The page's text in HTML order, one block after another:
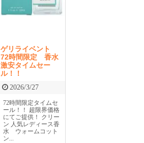
ゲリライベント
72時間限定 香水
激安タイムセー
ル！！
2026/3/27
72時間限定タイムセ
ール！！ 超限界価格
にてご提供！ クリー
ン 人気レディース香
水 ウォームコット
ン...